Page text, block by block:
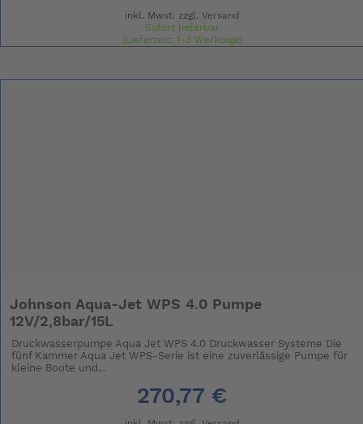
inkl. Mwst. zzgl. Versand
Sofort lieferbar
(Lieferzeit: 1-3 Werktage)
Johnson Aqua-Jet WPS 4.0 Pumpe
12V/2,8bar/15L
Druckwasserpumpe Aqua Jet WPS 4.0 Druckwasser Systeme Die
fünf Kammer Aqua Jet WPS-Serie ist eine zuverlässige Pumpe für
kleine Boote und...
270,77 €